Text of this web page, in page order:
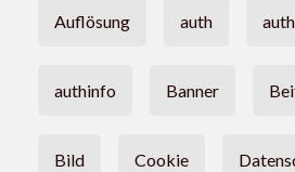
Auflösung auth
authinfo Banner
Bild Cookie